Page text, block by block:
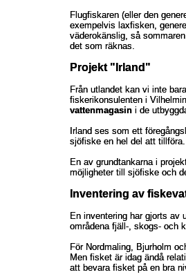
Flugfiskaren (eller den
exempelvis laxfisken,
väderokänslig, så
det som räknas.
Projekt "Irland"
Från utlandet kan vi inte
fiskerikonsulenten i
vattenmagasin i de
Irland ses som ett
sjöfiske en hel del att tillföra.
En av grundtankarna i
möjligheter till sjöfiske och
Inventering av
En inventering har gjorts
områdena fjäll-, skogs- och
För Nordmaling, Bjurholm
Men fisket är idag ändå
att bevara fisket på en bra
Flugfiskaren (eller den
exempelvis laxfisken,
väderokänslig, så
det som räknas.
Projekt "Irland"
Från utlandet kan vi inte
fiskerikonsulenten i
vattenmagasin i de
Irland ses som ett
sjöfiske en hel del att tillföra.
En av grundtankarna i
möjligheter till sjöfiske och
Inventering av
En inventering har gjorts
områdena fjäll-, skogs- och
För Nordmaling, Bjurholm
Men fisket är idag ändå
att bevara fisket på en bra